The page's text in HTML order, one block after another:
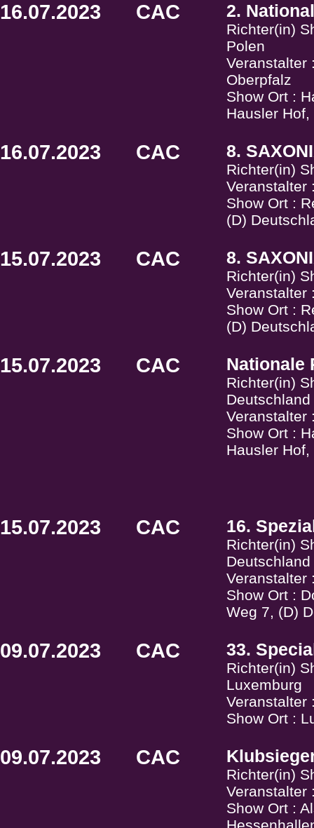
16.07.2023 CAC 2.
Richter(in)
Polen
Veranstalter
Oberpfalz
Show Ort :
Hausler
16.07.2023 CAC 8.
Richter(in)
Veranstalter
Show Ort :
(D)
15.07.2023 CAC 8.
Richter(in)
Veranstalter
Show Ort :
(D)
15.07.2023 CAC Nationale
Richter(in)
Deutschland
Veranstalter
Show Ort :
Hausler
15.07.2023 CAC 16.
Richter(in)
Deutschland
Veranstalter
Show Ort :
Weg 7, (D)
09.07.2023 CAC 33.
Richter(in)
Luxemburg
Veranstalter
Show Ort :
09.07.2023 CAC
Richter(in)
Veranstalter
Show Ort :